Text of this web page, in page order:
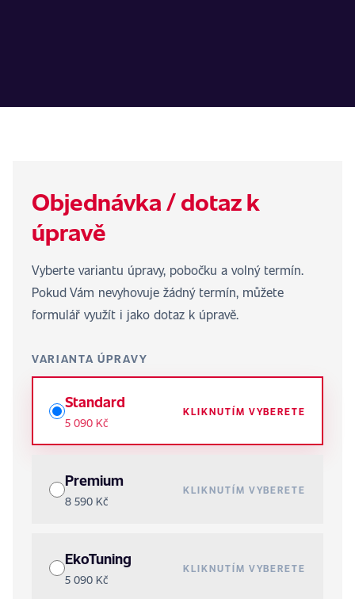
Objednávka / dotaz k
úpravě
Vyberte variantu úpravy, pobočku a volný termín.
Pokud Vám nevyhovuje žádný termín, můžete
formulář využít i jako dotaz k úpravě.
VARIANTA ÚPRAVY
Standard
5 090 Kč
KLIKNUTÍM VYBERETE
Premium
8 590 Kč
KLIKNUTÍM VYBERETE
EkoTuning
5 090 Kč
KLIKNUTÍM VYBERETE